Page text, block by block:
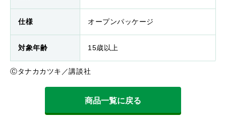
仕様 オープンパッケージ
対象年齢 15歳以上
Ⓒタナカカツキ／講談社
商品一覧に戻る